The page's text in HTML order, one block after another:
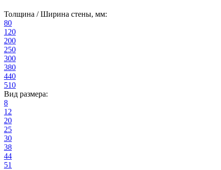
Толщина / Ширина стены, мм:
80
120
200
250
300
380
440
510
Вид размера:
8
12
20
25
30
38
44
51